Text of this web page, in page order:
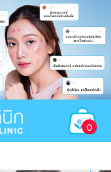
0